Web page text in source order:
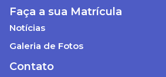
Faça a sua Matrícula
Notícias
Galeria de Fotos
Contato